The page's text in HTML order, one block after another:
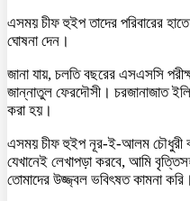
এসময় চীফ হুইপ তাদের পরিবারের
ঘোষনা দেন।
জানা যায়, চলতি বছরের এসএসসি
জান্নাতুল ফেরদৌসী। চরজানাজাত
করা হয়।
এসময় চীফ হুইপ নূর-ই-আলম চৌধুরী
যেখানেই লেখাপড়া করবে, আমি
তোমাদের উজ্জ্বল ভবিৎষত কামনা